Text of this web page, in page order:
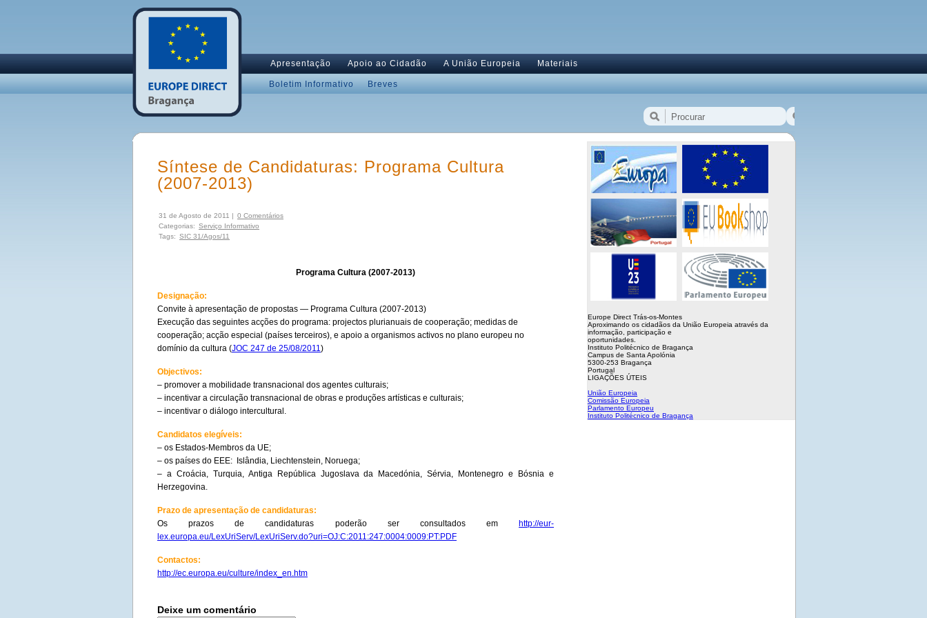
Apresentação Apoio ao Cidadão A União Europeia Materiais
Boletim Informativo Breves
Síntese de Candidaturas: Programa Cultura
(2007-2013)
31 de Agosto de 2011 | 0 Comentários
Categorias: Serviço Informativo
Tags: SIC 31/Agos/11
Programa Cultura (2007-2013)
Designação:
Convite à apresentação de propostas — Programa Cultura (2007-2013)
Execução das seguintes acções do programa: projectos plurianuais de cooperação; medidas de
cooperação; acção especial (países terceiros), e apoio a organismos activos no plano europeu no
domínio da cultura (JOC 247 de 25/08/2011)
Objectivos:
– promover a mobilidade transnacional dos agentes culturais;
– incentivar a circulação transnacional de obras e produções artísticas e culturais;
– incentivar o diálogo intercultural.
Candidatos elegíveis:
– os Estados-Membros da UE;
– os países do EEE: Islândia, Liechtenstein, Noruega;
– a Croácia, Turquia, Antiga República Jugoslava da Macedónia, Sérvia, Montenegro e Bósnia e
Herzegovina.
Prazo de apresentação de candidaturas:
Os prazos de candidaturas poderão ser consultados em http://eur-
lex.europa.eu/LexUriServ/LexUriServ.do?uri=OJ:C:2011:247:0004:0009:PT:PDF
Contactos:
http://ec.europa.eu/culture/index_en.htm
Deixe um comentário
Europe Direct Trás-os-Montes
Aproximando os cidadãos da União Europeia através da
informação, participação e
oportunidades.
Instituto Politécnico de Bragança
Campus de Santa Apolónia
5300-253 Bragança
Portugal
LIGAÇÕES ÚTEIS
União Europeia
Comissão Europeia
Parlamento Europeu
Instituto Politécnico de Bragança